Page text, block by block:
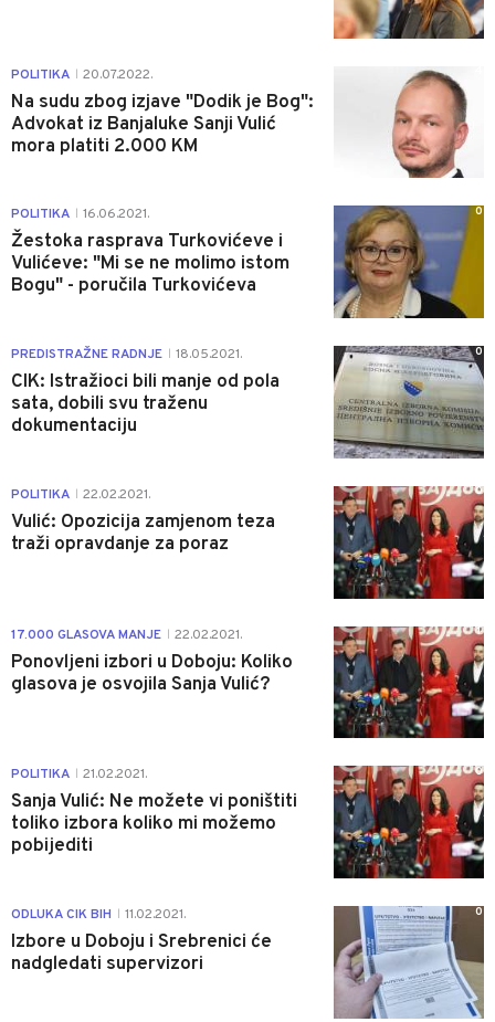
POLITIKA 20.07.2022.
Na sudu zbog izjave "Dodik je Bog":
Advokat iz Banjaluke Sanji Vulić
mora platiti 2.000 KM
POLITIKA 16.06.2021.
Žestoka rasprava Turkovićeve i
Vulićeve: "Mi se ne molimo istom
Bogu" - poručila Turkovićeva
0
PREDISTRAŽNE RADNJE 18.05.2021.
CIK: Istražioci bili manje od pola
sata, dobili svu traženu
dokumentaciju
0
POLITIKA 22.02.2021.
Vulić: Opozicija zamjenom teza
traži opravdanje za poraz
0
17.000 GLASOVA MANJE 22.02.2021.
Ponovljeni izbori u Doboju: Koliko
glasova je osvojila Sanja Vulić?
1
POLITIKA 21.02.2021.
Sanja Vulić: Ne možete vi poništiti
toliko izbora koliko mi možemo
pobijediti
0
ODLUKA CIK BIH 11.02.2021.
Izbore u Doboju i Srebrenici će
nadgledati supervizori
0